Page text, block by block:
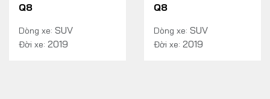
Q8
Dòng xe: SUV
Đời xe: 2019
Q8
Dòng xe: SUV
Đời xe: 2019